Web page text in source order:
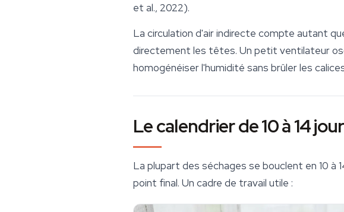
et al., 2022).
La circulation d'air indirecte compte autant
directement les têtes. Un petit ventilateur
homogénéiser l'humidité sans brûler les
Le calendrier de 10 à 14
La plupart des séchages se bouclent en 10
point final. Un cadre de travail utile :